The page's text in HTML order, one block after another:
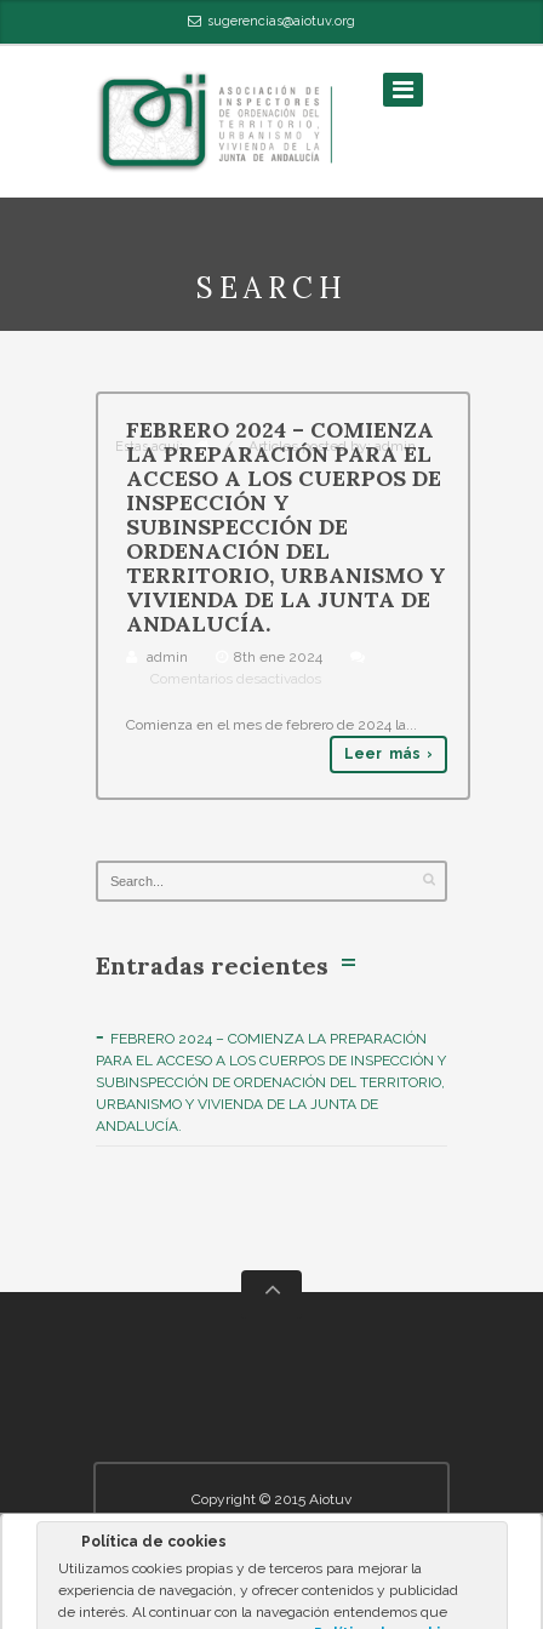
Política de cookies
Utilizamos cookies propias y de terceros para mejorar la
experiencia de navegación, y ofrecer contenidos y publicidad
de interés. Al continuar con la navegación entendemos que
sugerencias@aiotuv.org
SEARCH
Estas aquí: / Articles posted by: admin
FEBRERO 2024 – COMIENZA
LA PREPARACIÓN PARA EL
ACCESO A LOS CUERPOS DE
INSPECCIÓN Y
SUBINSPECCIÓN DE
ORDENACIÓN DEL
TERRITORIO, URBANISMO Y
VIVIENDA DE LA JUNTA DE
ANDALUCÍA.
admin
8th ene 2024
Comentarios desactivados
Comienza en el mes de febrero de 2024 la...
Leer más ›
Entradas recientes
FEBRERO 2024 – COMIENZA LA PREPARACIÓN
PARA EL ACCESO A LOS CUERPOS DE INSPECCIÓN Y
SUBINSPECCIÓN DE ORDENACIÓN DEL TERRITORIO,
URBANISMO Y VIVIENDA DE LA JUNTA DE
ANDALUCÍA.
Copyright © 2015 Aiotuv
Inicio Asociación
NÚMERO 0. MAYO 2012. ÍNDICE
Biblioteca
Normativa
Oposiciones
Noticias
Enlaces Contacto